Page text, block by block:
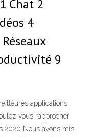
Chat 2
4
9
applications
vous rapprocher
2020 Nous avons mis